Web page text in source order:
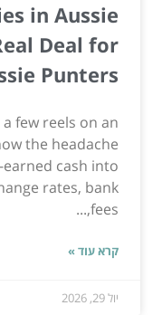
in Aussie
Deal for
Punters
few reels on an
the headache
cash into
rates, bank
fees,...
קרא עוד »
יול 29, 2026